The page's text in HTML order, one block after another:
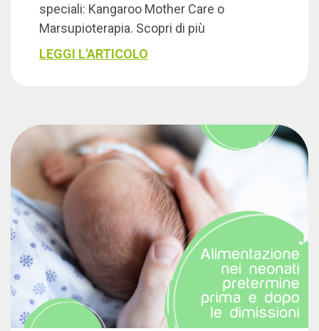
speciali: Kangaroo Mother Care o
Marsupioterapia. Scopri di più
LEGGI L'ARTICOLO